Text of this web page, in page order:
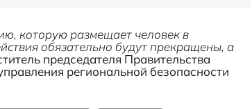
которую размещает человек в
обязательно будут прекращены, а
председателя Правительства
региональной безопасности